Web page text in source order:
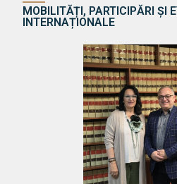
MOBILITĂȚI, PARTICIPĂRI ȘI
INTERNAȚIONALE